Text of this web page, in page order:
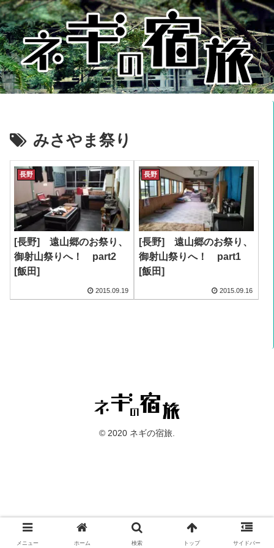
みさやま祭り
長野
[長野] 遠山郷のお祭り、
御射山祭りへ！ part2
[飯田]
2015.09.19
長野
[長野] 遠山郷のお祭り、
御射山祭りへ！ part1
[飯田]
2015.09.16
© 2020 ネギの宿旅.
メニュー ホーム 検索 トップ サイドバー